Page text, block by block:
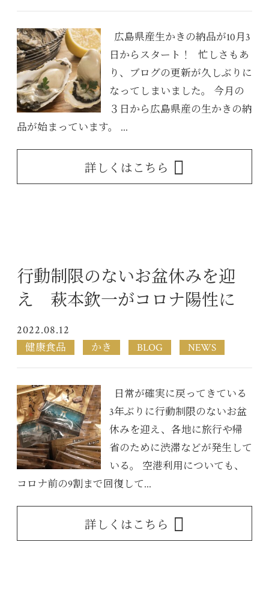
広島県産生かきの納品が10月3
日からスタート！ 忙しさもあ
り、ブログの更新が久しぶりに
なってしまいました。 今月の
３日から広島県産の生かきの納
品が始まっています。 ...
詳しくはこちら
行動制限のないお盆休みを迎
え 萩本欽一がコロナ陽性に
2022.08.12
健康食品 かき BLOG NEWS
日常が確実に戻ってきている
3年ぶりに行動制限のないお盆
休みを迎え、各地に旅行や帰
省のために渋滞などが発生して
いる。 空港利用についても、
コロナ前の9割まで回復して...
詳しくはこちら